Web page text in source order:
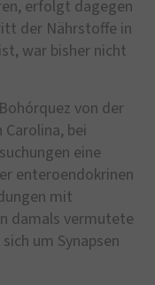
erfolgt dagegen
der Nährstoffe in
war bisher nicht
von der
bei
eine
enteroendokrinen
mit
damals vermutete
um Synapsen